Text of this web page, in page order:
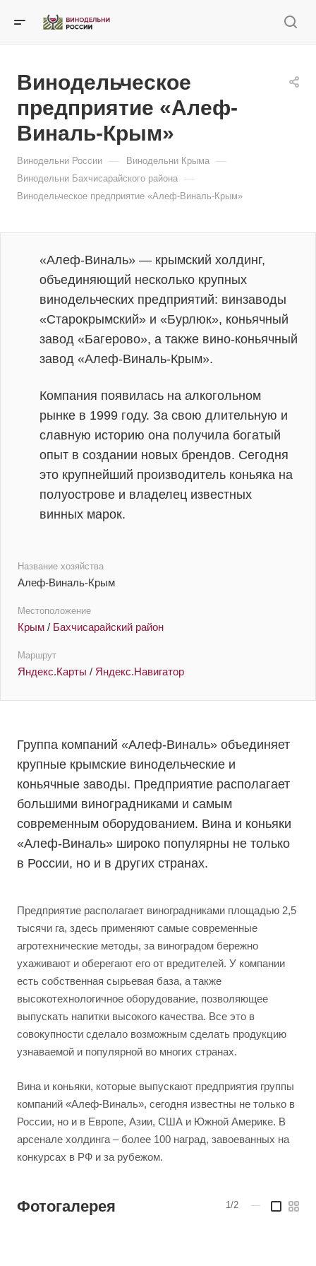
Винодельческое
предприятие «Алеф-
Виналь-Крым»
Винодельни России — Винодельни Крыма —
Винодельни Бахчисарайского района —
Винодельческое предприятие «Алеф-Виналь-Крым»
«Алеф-Виналь» — крымский холдинг,
объединяющий несколько крупных
винодельческих предприятий: винзаводы
«Старокрымский» и «Бурлюк», коньячный
завод «Багерово», а также вино-коньячный
завод «Алеф-Виналь-Крым».
Компания появилась на алкогольном
рынке в 1999 году. За свою длительную и
славную историю она получила богатый
опыт в создании новых брендов. Сегодня
это крупнейший производитель коньяка на
полуострове и владелец известных
винных марок.
Название хозяйства
Алеф-Виналь-Крым
Местоположение
Крым / Бахчисарайский район
Маршрут
Яндекс.Карты / Яндекс.Навигатор
Группа компаний «Алеф-Виналь» объединяет
крупные крымские винодельческие и
коньячные заводы. Предприятие располагает
большими виноградниками и самым
современным оборудованием. Вина и коньяки
«Алеф-Виналь» широко популярны не только
в России, но и в других странах.
Предприятие располагает виноградниками площадью 2,5
тысячи га, здесь применяют самые современные
агротехнические методы, за виноградом бережно
ухаживают и оберегают его от вредителей. У компании
есть собственная сырьевая база, а также
высокотехнологичное оборудование, позволяющее
выпускать напитки высокого качества. Все это в
совокупности сделало возможным сделать продукцию
узнаваемой и популярной во многих странах.
Вина и коньяки, которые выпускают предприятия группы
компаний «Алеф-Виналь», сегодня известны не только в
России, но и в Европе, Азии, США и Южной Америке. В
арсенале холдинга – более 100 наград, завоеванных на
конкурсах в РФ и за рубежом.
Фотогалерея 1/2 —